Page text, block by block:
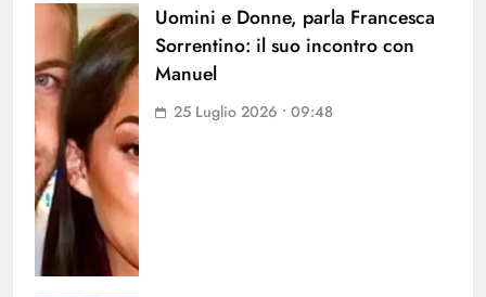
Uomini e Donne, parla Francesca
Sorrentino: il suo incontro con
Manuel
25 Luglio 2026 • 09:48